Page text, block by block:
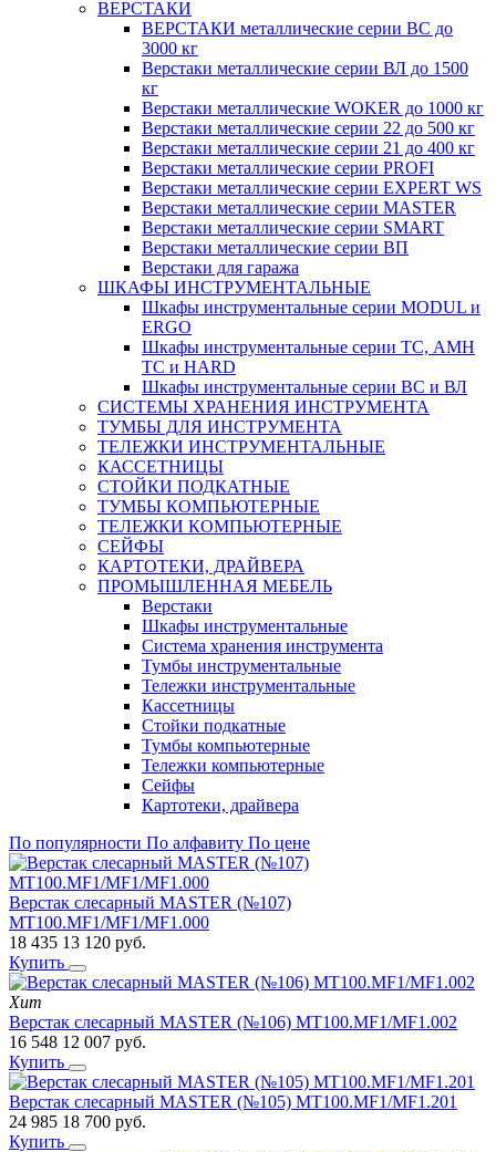
ВЕРСТАКИ
ВЕРСТАКИ металлические серии ВС до
3000 кг
Верстаки металлические серии ВЛ до 1500
кг
Верстаки металлические WOKER до 1000 кг
Верстаки металлические серии 22 до 500 кг
Верстаки металлические серии 21 до 400 кг
Верстаки металлические серии PROFI
Верстаки металлические серии EXPERT WS
Верстаки металлические серии MASTER
Верстаки металлические серии SMART
Верстаки металлические серии ВП
Верстаки для гаража
ШКАФЫ ИНСТРУМЕНТАЛЬНЫЕ
Шкафы инструментальные серии MODUL и
ERGO
Шкафы инструментальные серии ТС, АМН
ТС и HARD
Шкафы инструментальные серии ВС и ВЛ
СИСТЕМЫ ХРАНЕНИЯ ИНСТРУМЕНТА
ТУМБЫ ДЛЯ ИНСТРУМЕНТА
ТЕЛЕЖКИ ИНСТРУМЕНТАЛЬНЫЕ
КАССЕТНИЦЫ
СТОЙКИ ПОДКАТНЫЕ
ТУМБЫ КОМПЬЮТЕРНЫЕ
ТЕЛЕЖКИ КОМПЬЮТЕРНЫЕ
СЕЙФЫ
КАРТОТЕКИ, ДРАЙВЕРА
ПРОМЫШЛЕННАЯ МЕБЕЛЬ
Верстаки
Шкафы инструментальные
Система хранения инструмента
Тумбы инструментальные
Тележки инструментальные
Кассетницы
Стойки подкатные
Тумбы компьютерные
Тележки компьютерные
Сейфы
Картотеки, драйвера
По популярности По алфавиту По цене
Верстак слесарный MASTER (№107)
MT100.MF1/MF1/MF1.000
18 435 13 120 руб.
Купить
Хит
Верстак слесарный MASTER (№106) MT100.MF1/MF1.002
16 548 12 007 руб.
Купить
Верстак слесарный MASTER (№105) MT100.MF1/MF1.201
24 985 18 700 руб.
Купить